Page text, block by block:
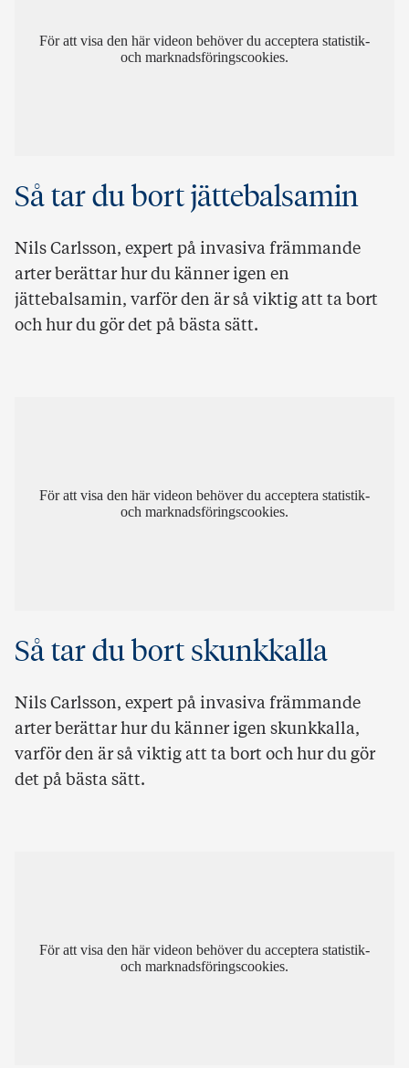
För att visa den här videon behöver du acceptera statistik-
och marknadsföringscookies.
Så tar du bort jättebalsamin
Nils Carlsson, expert på invasiva främmande
arter berättar hur du känner igen en
jättebalsamin, varför den är så viktig att ta bort
och hur du gör det på bästa sätt.
För att visa den här videon behöver du acceptera statistik-
och marknadsföringscookies.
Så tar du bort skunkkalla
Nils Carlsson, expert på invasiva främmande
arter berättar hur du känner igen skunkkalla,
varför den är så viktig att ta bort och hur du gör
det på bästa sätt.
För att visa den här videon behöver du acceptera statistik-
och marknadsföringscookies.